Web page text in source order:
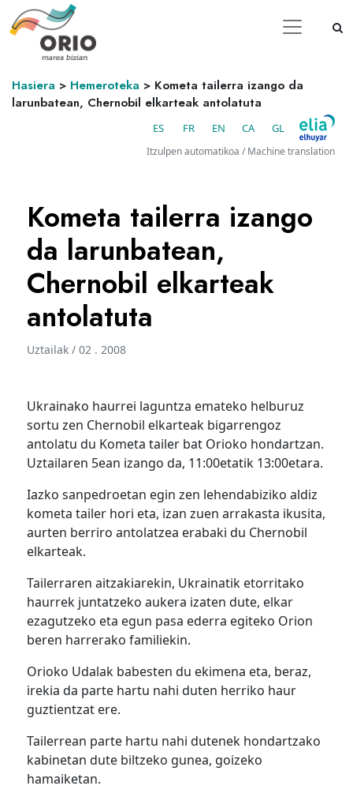
Hasiera > Hemeroteka > Kometa tailerra izango da
larunbatean, Chernobil elkarteak antolatuta
ES FR EN CA GL
Itzulpen automatikoa / Machine translation
Kometa tailerra izango
da larunbatean,
Chernobil elkarteak
antolatuta
Uztailak / 02 . 2008
Ukrainako haurrei laguntza emateko helburuz
sortu zen Chernobil elkarteak bigarrengoz
antolatu du Kometa tailer bat Orioko hondartzan.
Uztailaren 5ean izango da, 11:00etatik 13:00etara.
Iazko sanpedroetan egin zen lehendabiziko aldiz
kometa tailer hori eta, izan zuen arrakasta ikusita,
aurten berriro antolatzea erabaki du Chernobil
elkarteak.
Tailerraren aitzakiarekin, Ukrainatik etorritako
haurrek juntatzeko aukera izaten dute, elkar
ezagutzeko eta egun pasa ederra egiteko Orion
beren harrerako familiekin.
Orioko Udalak babesten du ekimena eta, beraz,
irekia da parte hartu nahi duten herriko haur
guztientzat ere.
Tailerrean parte hartu nahi dutenek hondartzako
kabinetan dute biltzeko gunea, goizeko
hamaiketan.